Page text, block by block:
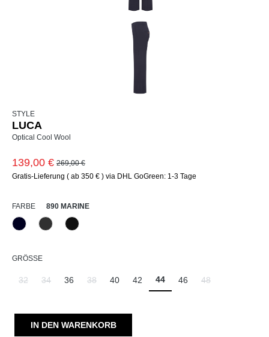
STYLE
LUCA
Optical Cool Wool
139,00 € 269,00 €
Gratis-Lieferung ( ab 350 € ) via DHL GoGreen: 1-3 Tage
FARBEAUSWÄHLEN
890 MARINE
890 Marine980 Asphalt990 Schwarz
GRÖSSE AUSWÄHLEN
32 34 36 38 40 42 44 46 48
IN DEN WARENKORB